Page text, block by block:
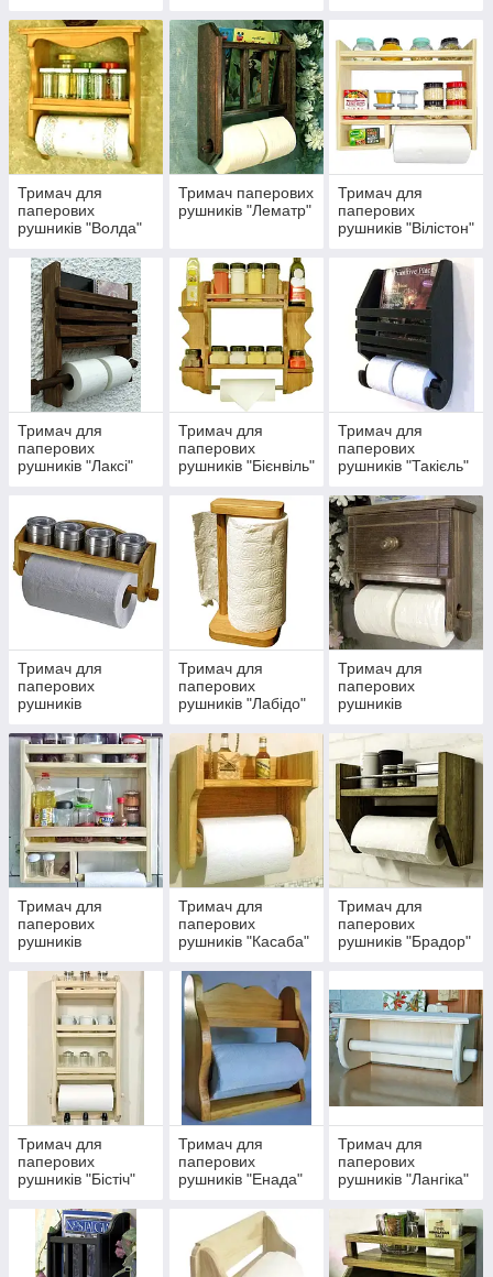
Тримач для
паперових
рушників "Волда"
Тримач паперових
рушників "Лематр"
Тримач для
паперових
рушників "Вілістон"
Тримач для
паперових
рушників "Лаксі"
Тримач для
паперових
рушників "Бієнвіль"
Тримач для
паперових
рушників "Такієль"
Тримач для
паперових
рушників
Тримач для
паперових
рушників "Лабідо"
Тримач для
паперових
рушників
Тримач для
паперових
рушників
Тримач для
паперових
рушників "Касаба"
Тримач для
паперових
рушників "Брадор"
Тримач для
паперових
рушників "Бістіч"
Тримач для
паперових
рушників "Енада"
Тримач для
паперових
рушників "Лангіка"